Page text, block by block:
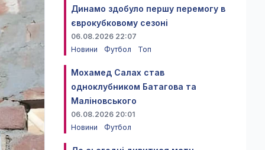
Динамо здобуло першу перемогу в
єврокубковому сезоні
06.08.2026 22:07
Новини
Футбол Топ
Мохамед Салах став
одноклубником Батагова та
Маліновського
06.08.2026 20:01
Новини
Футбол